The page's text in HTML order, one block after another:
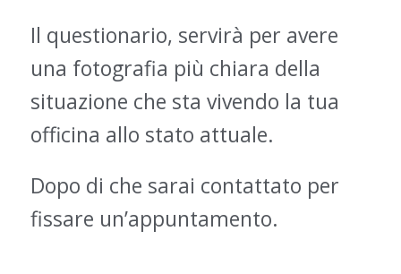
Il questionario, servirà per avere
una fotografia più chiara della
situazione che sta vivendo la tua
officina allo stato attuale.
Dopo di che sarai contattato per
fissare un’appuntamento.